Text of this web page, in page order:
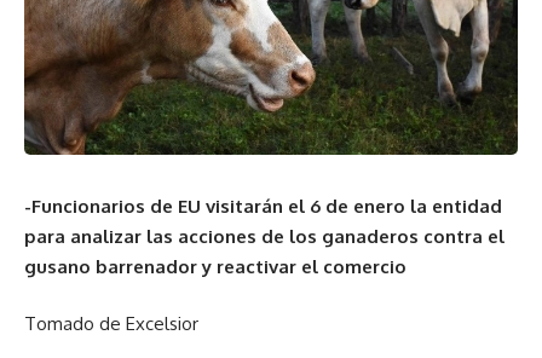
-Funcionarios de EU visitarán el 6 de enero la entidad
para analizar las acciones de los ganaderos contra el
gusano barrenador y reactivar el comercio
Tomado de Excelsior